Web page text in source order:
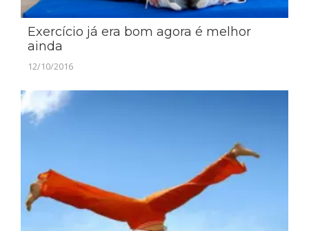
Exercício já era bom agora é melhor
ainda
12/10/2016